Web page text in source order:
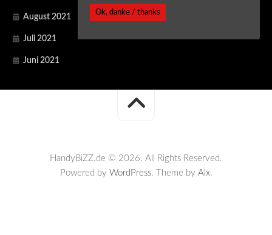
August 2021
Juli 2021
Juni 2021
HandyBiZZ.de © 2026. All Rights Reserved.
Powered by WordPress. Theme by Alx.
Ok, danke / thanks